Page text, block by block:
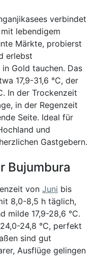
verbindet
lebendigem
Märkte, probierst
erlebst
Gold tauchen. Das
17,9-31,6 °C, der
In der Trockenzeit
in der Regenzeit
Seite. Ideal für
und
Gastgebern.
Bujumbura
von Juni bis
8,0-8,5 h täglich,
milde 17,9-28,6 °C.
24,8 °C, perfekt
sind gut
Ausflüge gelingen